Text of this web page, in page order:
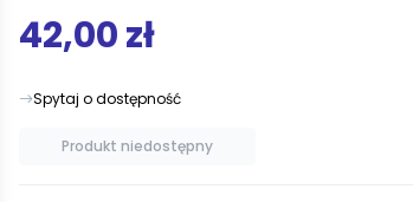
42,00 zł
Spytaj o dostępność
Produkt niedostępny